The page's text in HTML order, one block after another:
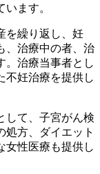
ます。
を繰り返し、妊
、治療中の者、治
。治療当事者とし
不妊治療を提供し
して、子宮がん検
処方、ダイエット
女性医療も提供し